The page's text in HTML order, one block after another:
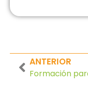
ANTERIOR